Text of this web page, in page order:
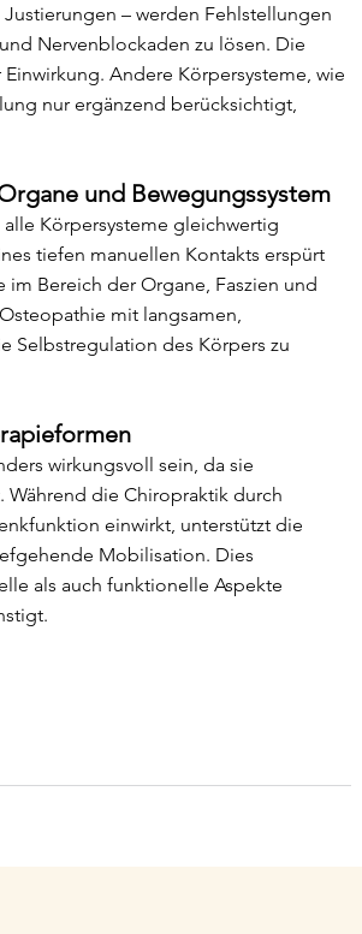
– werden Fehlstellungen
Nervenblockaden zu lösen. Die
Andere Körpersysteme, wie
nur ergänzend berücksichtigt,
und Bewegungssystem
Körpersysteme gleichwertig
tiefen manuellen Kontakts erspürt
Bereich der Organe, Faszien und
mit langsamen,
Selbstregulation des Körpers zu
wirkungsvoll sein, da sie
Während die Chiropraktik durch
einwirkt, unterstützt die
Mobilisation. Dies
als auch funktionelle Aspekte